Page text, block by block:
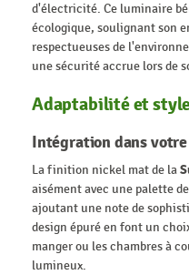
d'électricité. Ce luminaire
écologique, soulignant son
respectueuses de
une sécurité accrue lors de
Adaptabilité et
Intégration dans
La finition nickel mat de la
aisément avec une palette
ajoutant une note de
design épuré en font un
manger ou les chambres à
lumineux.